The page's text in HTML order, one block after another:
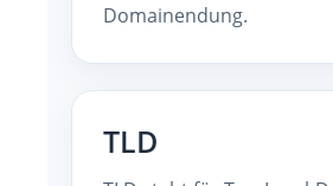
Domainendung.
TLD